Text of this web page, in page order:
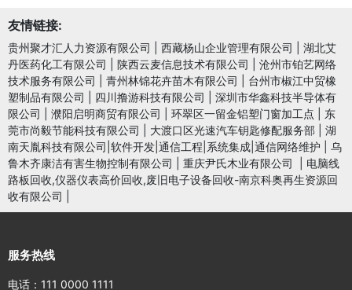
友情链接:
贵州聚才汇人力资源有限公司 西藏杨山企业管理有限公司
湖北艾
丹医药化工有限公司
陕西云麦信息技术有限公司
沧州市铂艺网络
技术服务有限公司
青州林锦花卉苗木有限公司
台州市椒江中贸橡
塑制品有限公司
四川撸游科技有限公司
深圳市华鑫科技半导体有
限公司
濮阳启明商贸有限公司 环翠区一留金铝塑门窗加工点
东
莞市尚毅节能科技有限公司
大渡口区光速汽车钥匙修配服务部
湖
南天胤科技有限公司|软件开发|通信工程|系统集成|通信网络维护
乌
鲁木齐康洁有害生物控制有限公司
重庆尹氏木业有限公司
电脑线
路板回收,仪器仪表高价回收,废旧电子设备回收-南京科奥再生资源回
收有限公司
服务热线
电话：111 0000 1111